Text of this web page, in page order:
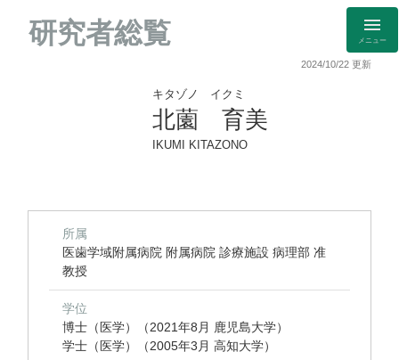
研究者総覧 メニュー
2024/10/22 更新
キタゾノ イクミ
北薗 育美
IKUMI KITAZONO
所属
医歯学域附属病院 附属病院 診療施設 病理部 准
教授
学位
博士（医学）（2021年8月 鹿児島大学）
学士（医学）（2005年3月 高知大学）